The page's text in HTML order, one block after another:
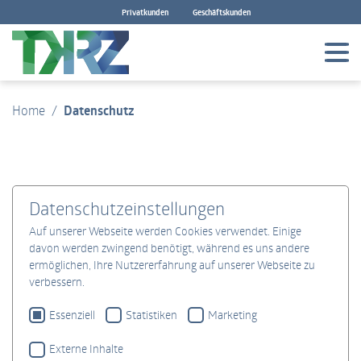
Zum Hauptinhalt springenPrivatkunden Geschäftskunden
Home Datenschutz
Datenschutzeinstellungen
Auf unserer Webseite werden Cookies verwendet. Einige
davon werden zwingend benötigt, während es uns andere
ermöglichen, Ihre Nutzererfahrung auf unserer Webseite zu
verbessern.
Essenziell Statistiken Marketing
Externe Inhalte